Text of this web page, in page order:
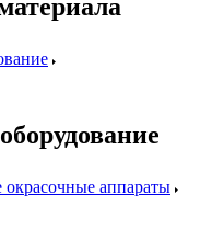
аппараты